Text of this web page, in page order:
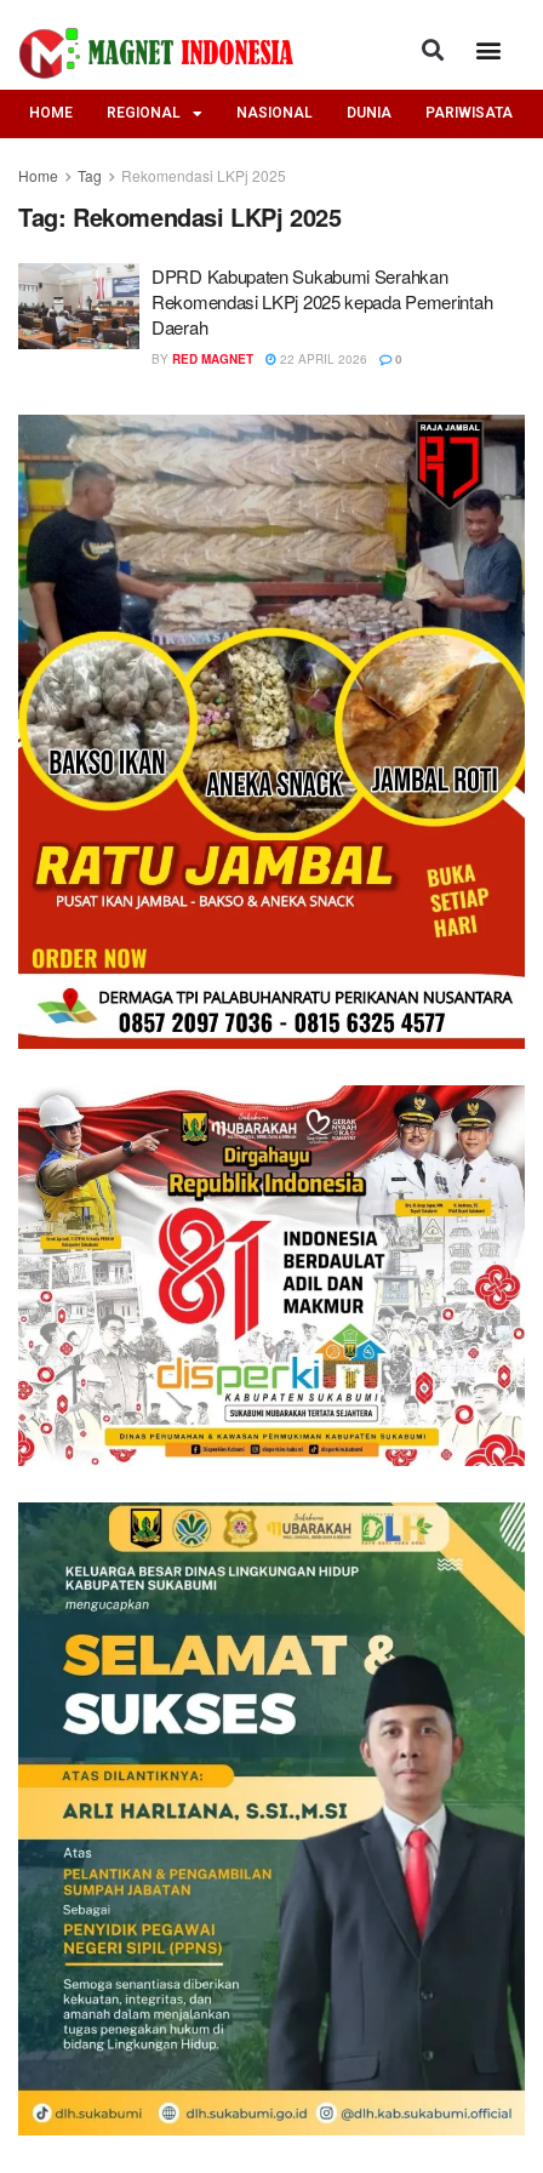
HOME REGIONAL NASIONAL DUNIA PARIWISATA
Home Tag Rekomendasi LKPj 2025
Tag: Rekomendasi LKPj 2025
DPRD Kabupaten Sukabumi Serahkan
Rekomendasi LKPj 2025 kepada Pemerintah
Daerah
BY RED MAGNET 22 APRIL 2026 0